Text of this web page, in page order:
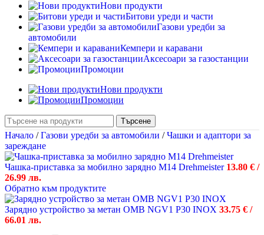
Нови продукти
Битови уреди и части
Газови уредби за
автомобили
Кемпери и каравани
Аксесоари за газостанции
Промоции
Нови продукти
Промоции
Търсене
Начало / Газови уредби за автомобили / Чашки и адаптори за
зареждане
Чашка-приставка за мобилно зарядно М14 Drehmeister 13.80 € /
26.99 лв.
Обратно към продуктите
Зарядно устройство за метан OMB NGV1 P30 INOX 33.75 € /
66.01 лв.